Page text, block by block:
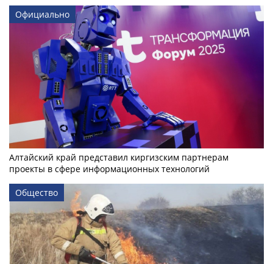
Официально
Алтайский край представил киргизским партнерам
проекты в сфере информационных технологий
Общество